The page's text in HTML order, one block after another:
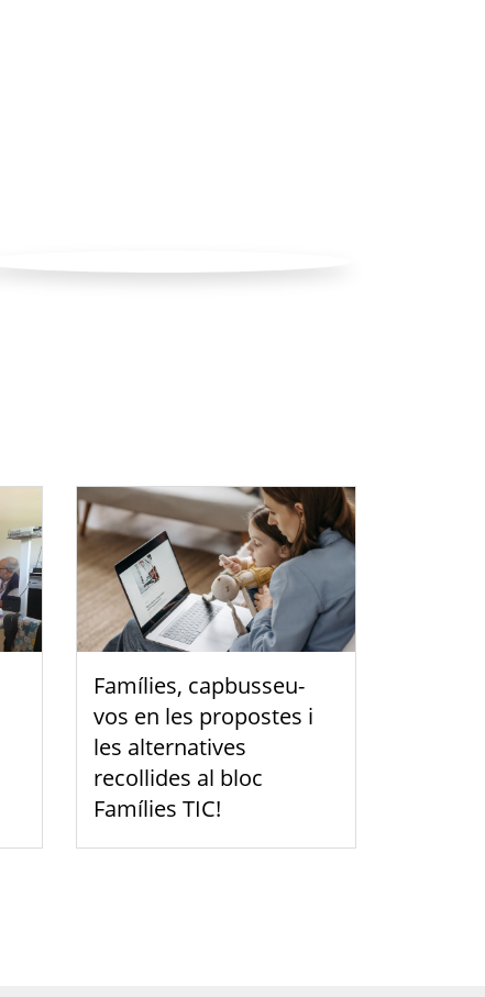
Famílies, capbusseu-
vos en les propostes i
les alternatives
recollides al bloc
Famílies TIC!